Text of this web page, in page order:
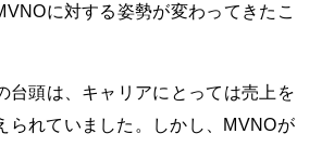
に対する姿勢が変わってきたこ
台頭は、キャリアにとっては売上を
られていました。しかし、MVNOが